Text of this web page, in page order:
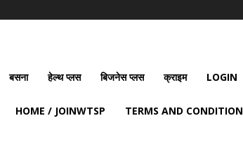
बसना हेल्थ प्लस बिजनेस प्लस क्राइम LOGIN
HOME / JOINWTSP TERMS AND CONDITION